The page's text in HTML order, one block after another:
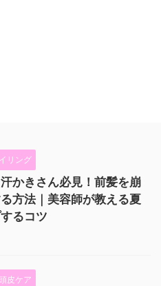
リング
汗かきさん必見！前髪を崩
方法｜美容師が教える夏
るコツ
皮ケア